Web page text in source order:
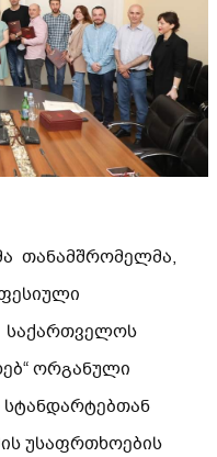
თანამშრომელმა,
საქართველოს
ორგანული
უსაფრთხოების